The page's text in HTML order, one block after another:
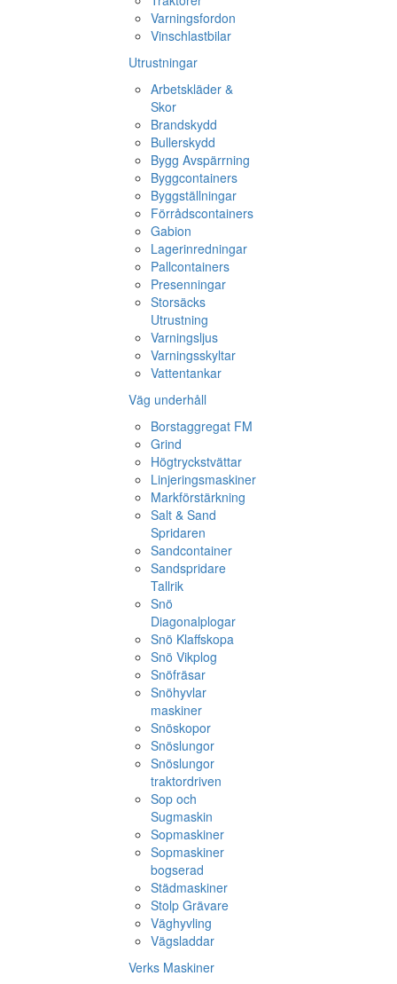
Varningsfordon
Vinschlastbilar
Utrustningar
Arbetskläder &
Skor
Brandskydd
Bullerskydd
Bygg Avspärrning
Byggcontainers
Byggställningar
Förrådscontainers
Gabion
Lagerinredningar
Pallcontainers
Presenningar
Storsäcks
Utrustning
Varningsljus
Varningsskyltar
Vattentankar
Väg underhåll
Borstaggregat FM
Grind
Högtryckstvättar
Linjeringsmaskiner
Markförstärkning
Salt & Sand
Spridaren
Sandcontainer
Sandspridare
Tallrik
Snö
Diagonalplogar
Snö Klaffskopa
Snö Vikplog
Snöfräsar
Snöhyvlar
maskiner
Snöskopor
Snöslungor
Snöslungor
traktordriven
Sop och
Sugmaskin
Sopmaskiner
Sopmaskiner
bogserad
Städmaskiner
Stolp Grävare
Väghyvling
Vägsladdar
Verks Maskiner